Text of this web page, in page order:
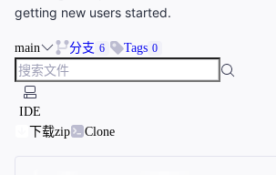
getting new users started.
main 分支 6 Tags 0
IDE
下载zip
Clone